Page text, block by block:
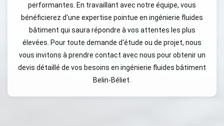
performantes. En travaillant avec notre équipe, vous
bénéficierez d'une expertise pointue en ingénierie fluides
bâtiment qui saura répondre à vos attentes les plus
élevées. Pour toute demande d'étude ou de projet, nous
vous invitons à prendre contact avec nous pour obtenir un
devis détaillé de vos besoins en ingénierie fluides bâtiment
Belin-Béliet.